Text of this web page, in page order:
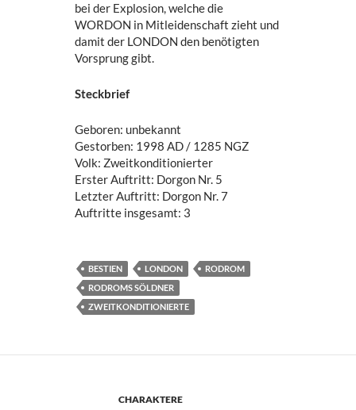
bei der Explosion, welche die
WORDON in Mitleidenschaft zieht und
damit der LONDON den benötigten
Vorsprung gibt.
Steckbrief
Geboren: unbekannt
Gestorben: 1998 AD / 1285 NGZ
Volk: Zweitkonditionierter
Erster Auftritt: Dorgon Nr. 5
Letzter Auftritt: Dorgon Nr. 7
Auftritte insgesamt: 3
BESTIEN LONDON
RODROM
RODROMS SÖLDNER
ZWEITKONDITIONIERTE
CHARAKTERE